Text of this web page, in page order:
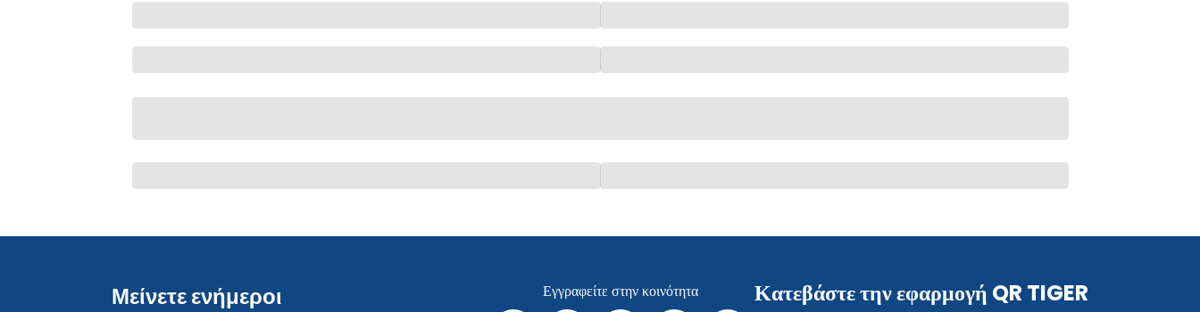
Μείνετε ενήμεροι Εγγραφείτε στην κοινότητα Κατεβάστε την εφαρμογή QR TIGER